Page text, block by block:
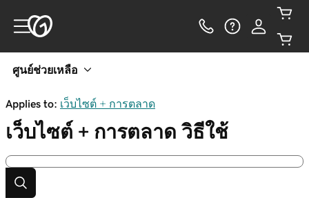
ศูนย์ช่วยเหลือ
Applies to: เว็บไซต์ + การตลาด
เว็บไซต์ + การตลาด วิธีใช้